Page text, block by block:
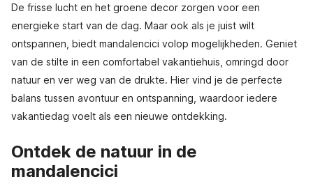
De frisse lucht en het groene decor zorgen voor een
energieke start van de dag. Maar ook als je juist wilt
ontspannen, biedt mandalencici volop mogelijkheden. Geniet
van de stilte in een comfortabel vakantiehuis, omringd door
natuur en ver weg van de drukte. Hier vind je de perfecte
balans tussen avontuur en ontspanning, waardoor iedere
vakantiedag voelt als een nieuwe ontdekking.
Ontdek de natuur in de
mandalencici